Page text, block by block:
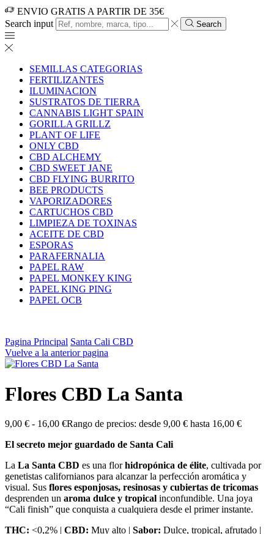
ENVIO GRATIS A PARTIR DE 35€
Search input
Search
SEMILLAS CATEGORIAS
FERTILIZANTES
ILUMINACION
SUSTRATOS DE TIERRA
CANNABIS LIGHT SPAIN
GORILLA GRILLZ
PLANT OF LIFE
ONLY CBD
CBD ALCHEMY
CBD SWEET JANE
CBD FLYING BURRITO
BEE PRODUCTS
VAPORIZADORES
CARTUCHOS CBD
LIMPIEZA DE TOXINAS
ACEITE DE CBD
ESPORAS
PARAFERNALIA
PAPEL RAW
PAPEL MONKEY KING
PAPEL KING PING
PAPEL OCB
Pagina Principal Santa Cali CBD
Vuelve a la anterior pagina
Flores CBD La Santa
9,00 € - 16,00 €Rango de precios: desde 9,00 € hasta 16,00 €
El secreto mejor guardado de Santa Cali
La La Santa CBD es una florhidropónica de élite, cultivada por
genetistas californianos para alcanzar la perfección aromática y
visual. Sus flores esponjosas, resinosas y cubiertas de tricomas
desprenden un aroma dulce y tropical inconfundible. Una joya
“Cali finish” que conquista a cualquiera desde el primer instante.
THC: <0,2% | CBD: Muy alto | Sabor: Dulce, tropical, afrutado |